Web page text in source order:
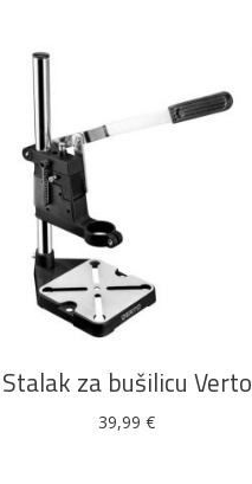
DODAJ U KOŠARICU
Stalak za bušilicu Verto
39,99€